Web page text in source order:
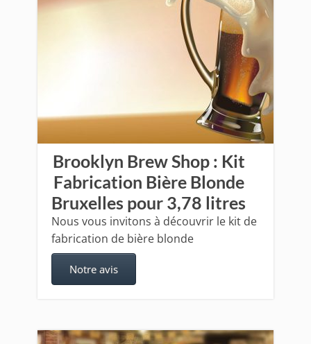
Brooklyn Brew Shop : Kit
Fabrication Bière Blonde
Bruxelles pour 3,78 litres
Nous vous invitons à découvrir le kit de
fabrication de bière blonde
Notre avis